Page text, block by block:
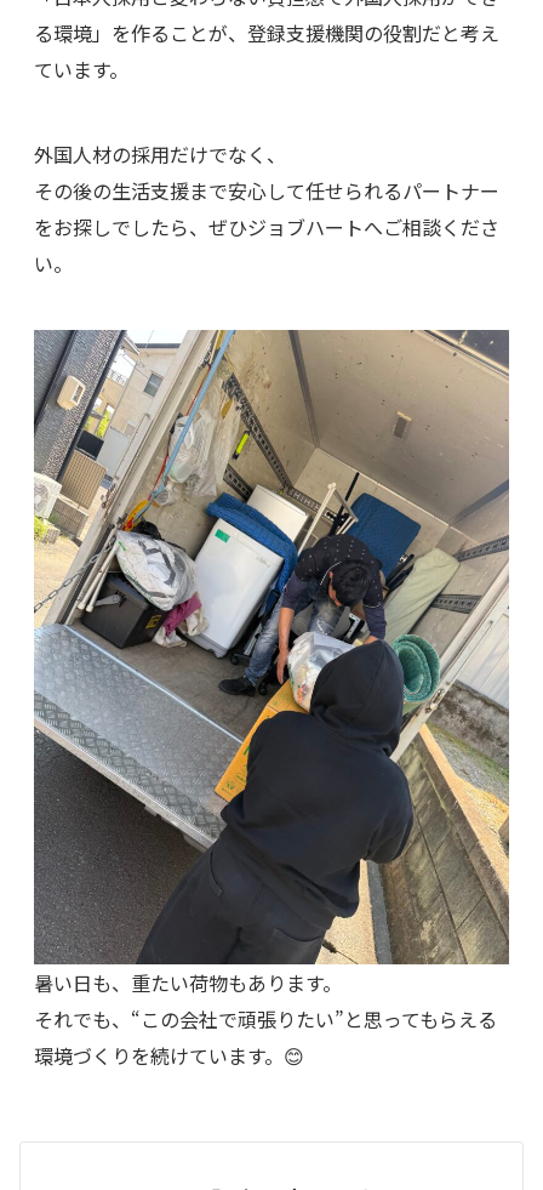
る環境」を作ることが、登録支援機関の役割だと考え
ています。
外国人材の採用だけでなく、
その後の生活支援まで安心して任せられるパートナー
をお探しでしたら、ぜひジョブハートへご相談くださ
い。
暑い日も、重たい荷物もあります。
それでも、“この会社で頑張りたい”と思ってもらえる
環境づくりを続けています。😊